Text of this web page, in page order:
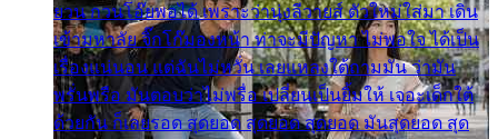
ยวน กวนโอ๊ยพอได้ เพราะว่านุ่งลีวายส์ ตัวใหม่ใส่มา เดิน
เข้ามหาลัย จิ๊กโก๊มองหน้า ท่าจะมีปัญหา ไม่พอใจ ได้เป็น
เรื่องแน่นอน แต่ฉันไม่หวั่น เลยแหลงใต้ถามมัน ว่ามัน
พรั่นพรือ มันตอบว่าไม่พรื่อ เปลี่ยนเป็นยิ้มให้ เจอะเด็กใต้
ด้วยกัน ก็เลยรอด สุดยอด สุดยอด สุดยอด มันสุดยอด สุด